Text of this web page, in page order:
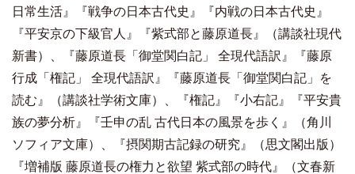
日常生活』『戦争の日本古代史』『内戦の日本古代史』
『平安京の下級官人』『紫式部と藤原道長』（講談社現代
新書）、『藤原道長「御堂関白記」 全現代語訳』『藤原
行成「権記」 全現代語訳』『藤原道長「御堂関白記」を
読む』（講談社学術文庫）、『権記』『小右記』『平安貴
族の夢分析』『壬申の乱 古代日本の風景を歩く』（角川
ソフィア文庫）、『摂関期古記録の研究』（思文閣出版）
『増補版 藤原道長の権力と欲望 紫式部の時代』（文春新